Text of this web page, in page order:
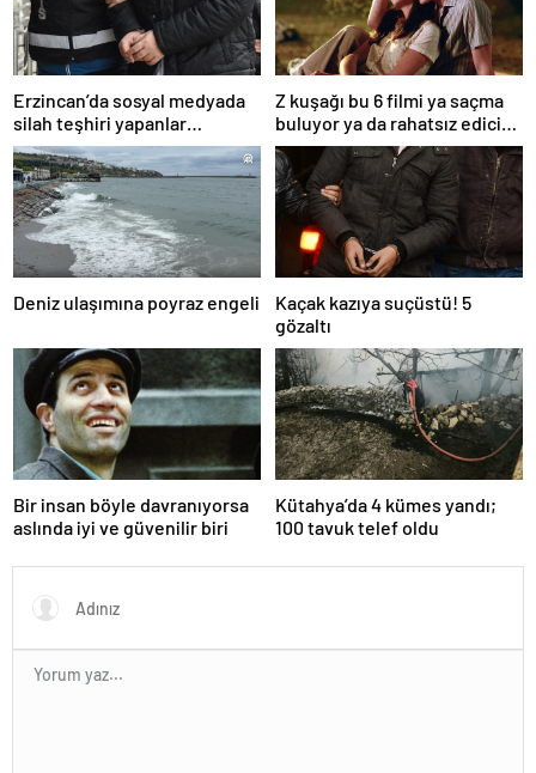
Erzincan’da sosyal medyada
silah teşhiri yapanlar
yakalandı
Z kuşağı bu 6 filmi ya saçma
buluyor ya da rahatsız edici
ve toksik!
Deniz ulaşımına poyraz engeli
Kaçak kazıya suçüstü! 5
gözaltı
Bir insan böyle davranıyorsa
aslında iyi ve güvenilir biri
Kütahya’da 4 kümes yandı;
100 tavuk telef oldu